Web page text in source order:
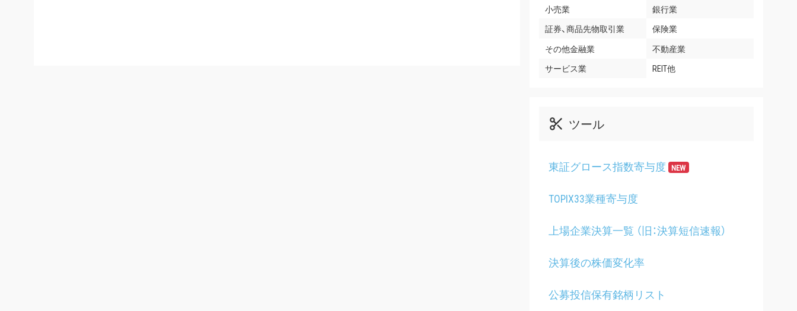
小売業
銀行業
証券、商品先物取引業
保険業
その他金融業
不動産業
サービス業
REIT他
ツール
東証グロース指数寄与度 NEW
TOPIX33業種寄与度
上場企業決算一覧 （旧：決算短信速報）
決算後の株価変化率
公募投信保有銘柄リスト